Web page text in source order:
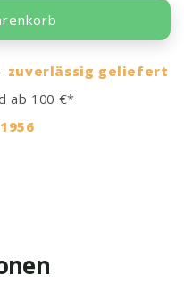
zuverlässig geliefert
ab 100 €*